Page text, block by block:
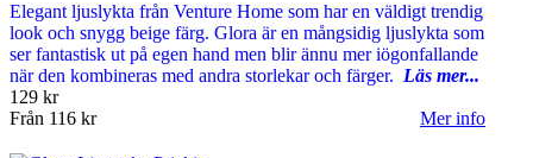
Elegant ljuslykta från Venture Home som har en väldigt trendig
look och snygg beige färg. Glora är en mångsidig ljuslykta som
ser fantastisk ut på egen hand men blir ännu mer iögonfallande
när den kombineras med andra storlekar och färger. Läs mer...
129 kr
Från 116 kr Mer info